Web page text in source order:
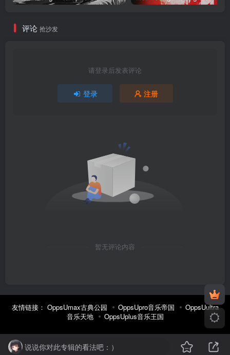
评论 抢沙发
请登录后发表评论
登录 注册
暂无评论内容
友情链接： OppsUmax古典公园 OppsUpro音乐帝国
OppsUultra
音乐天地
OppsUplus音乐王国
说说你对此专辑的看法吧：）